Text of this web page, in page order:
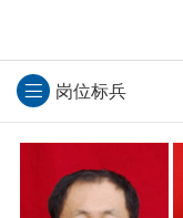
岗位标兵